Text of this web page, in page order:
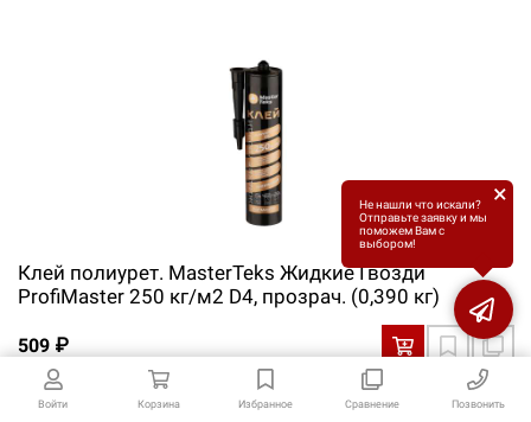
Войти Корзина Избранное Сравнение Позвонить
Клей полиурет. MasterTeks Жидкие Гвозди
ProfiMaster 250 кг/м2 D4, прозрач. (0,390 кг)
509 ₽
Не нашли что искали?
Отправьте заявку и мы
поможем Вам с
выбором!
×